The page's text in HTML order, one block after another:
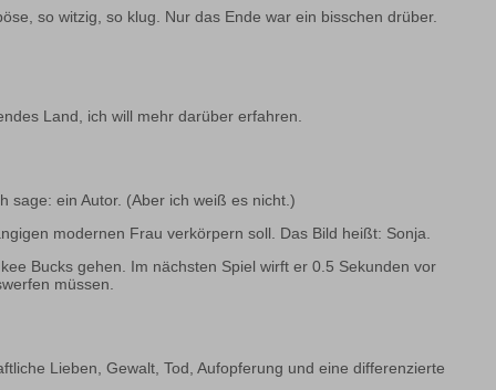
so witzig, so klug. Nur das Ende war ein bisschen drüber.
Land, ich will mehr darüber erfahren.
sage: ein Autor. (Aber ich weiß es nicht.)
modernen Frau verkörpern soll. Das Bild heißt: Sonja.
Bucks gehen. Im nächsten Spiel wirft er 0.5 Sekunden vor
müssen.
Lieben, Gewalt, Tod, Aufopferung und eine differenzierte